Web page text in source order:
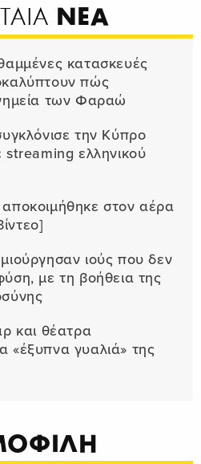
ΝΕΑ
κατασκευές
πώς
των Φαραώ
την Κύπρο
streaming ελληνικού
στον αέρα
ιούς που δεν
με τη βοήθεια της
και θέατρα
«έξυπνα γυαλιά» της